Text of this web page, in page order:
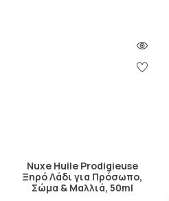
Nuxe Huile Prodigieuse
Ξηρό Λάδι για Πρόσωπο,
Σώμα & Μαλλιά, 50ml